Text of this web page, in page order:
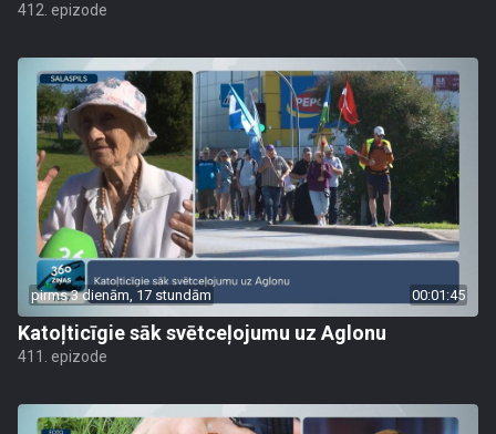
412. epizode
pirms 3 dienām, 17 stundām 00:01:45
Katoļticīgie sāk svētceļojumu uz Aglonu
411. epizode